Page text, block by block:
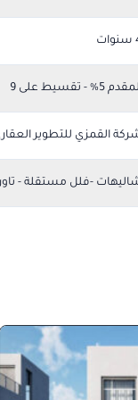
5% - تقسيط على 9
القمزي للتطوير
-فلل مستقلة -